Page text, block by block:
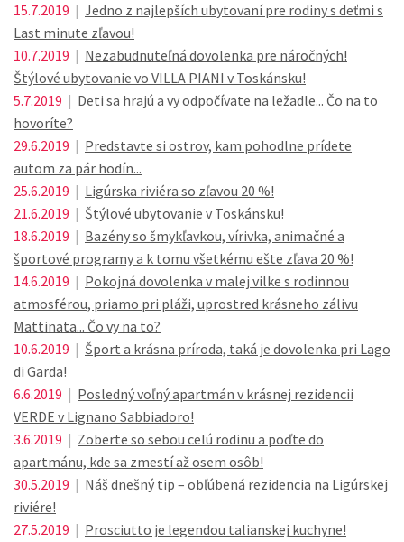
15.7.2019 | Jedno z najlepších ubytovaní pre rodiny s deťmi s
Last minute zľavou!
10.7.2019 | Nezabudnuteľná dovolenka pre náročných!
Štýlové ubytovanie vo VILLA PIANI v Toskánsku!
5.7.2019 | Deti sa hrajú a vy odpočívate na ležadle... Čo na to
hovoríte?
29.6.2019 | Predstavte si ostrov, kam pohodlne prídete
autom za pár hodín...
25.6.2019 | Ligúrska riviéra so zľavou 20 %!
21.6.2019 | Štýlové ubytovanie v Toskánsku!
18.6.2019 | Bazény so šmykľavkou, vírivka, animačné a
športové programy a k tomu všetkému ešte zľava 20 %!
14.6.2019 | Pokojná dovolenka v malej vilke s rodinnou
atmosférou, priamo pri pláži, uprostred krásneho zálivu
Mattinata... Čo vy na to?
10.6.2019 | Šport a krásna príroda, taká je dovolenka pri Lago
di Garda!
6.6.2019 | Posledný voľný apartmán v krásnej rezidencii
VERDE v Lignano Sabbiadoro!
3.6.2019 | Zoberte so sebou celú rodinu a poďte do
apartmánu, kde sa zmestí až osem osôb!
30.5.2019 | Náš dnešný tip – obľúbená rezidencia na Ligúrskej
riviére!
27.5.2019 | Prosciutto je legendou talianskej kuchyne!